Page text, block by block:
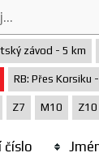
závod - 5 km
RB: Přes Korsiku
Z7 M10 Z10
číslo